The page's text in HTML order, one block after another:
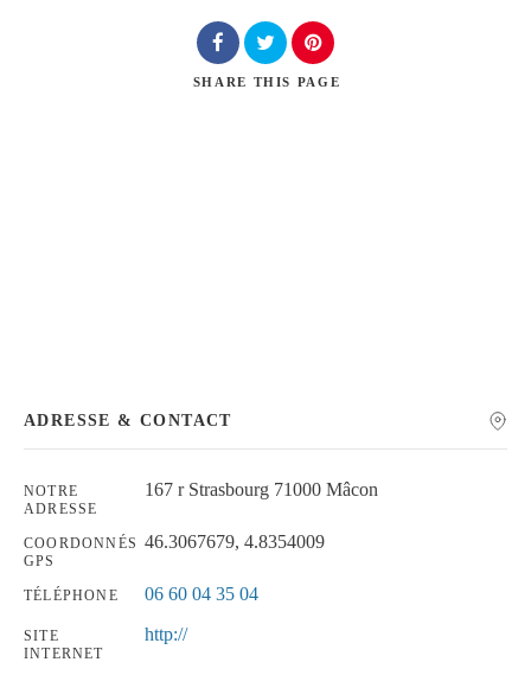
SHARE THIS PAGE
ADRESSE & CONTACT
NOTRE
ADRESSE
167 r Strasbourg 71000 Mâcon
COORDONNÉS
GPS
46.3067679, 4.8354009
TÉLÉPHONE 06 60 04 35 04
SITE
INTERNET
http://